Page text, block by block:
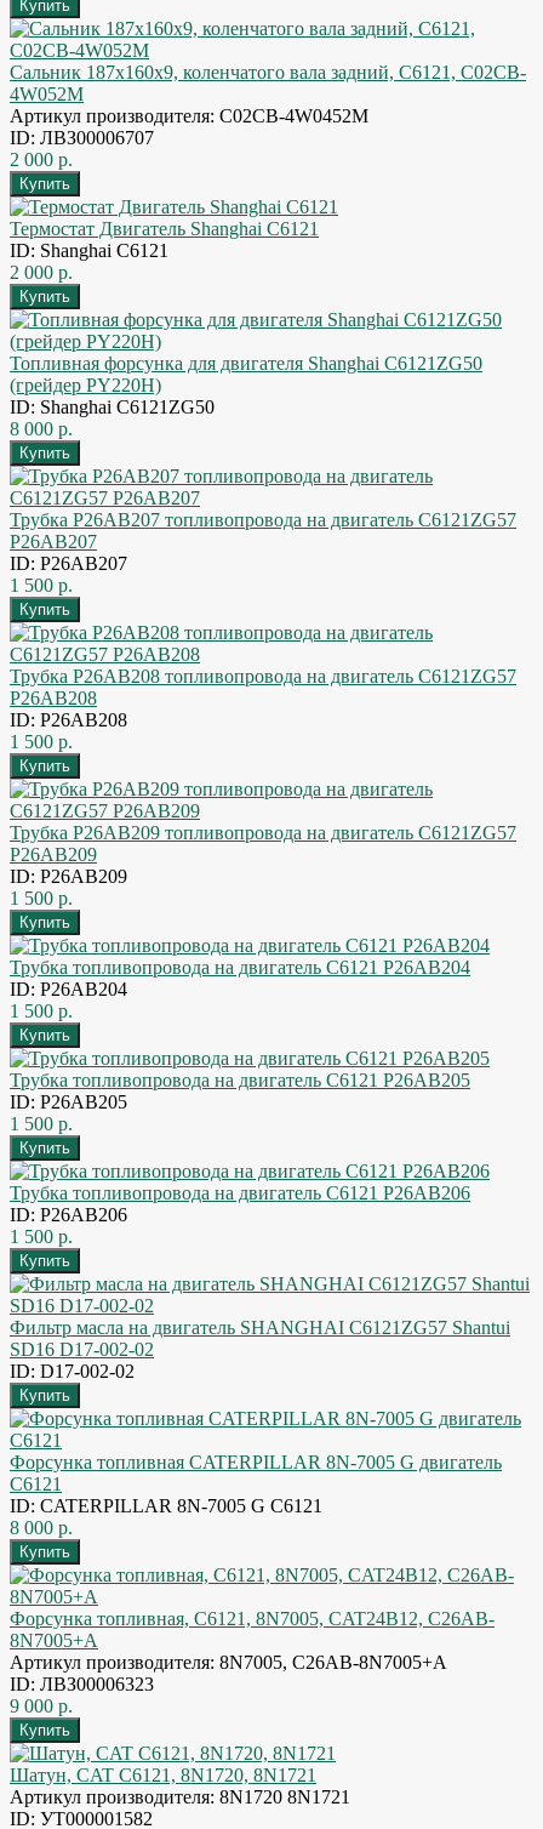
Сальник 187x160x9, коленчатого вала задний, C6121, C02CB-
4W052M
Артикул производителя: C02CB-4W0452M
ID: ЛВЗ00006707
2 000 р.
Термостат Двигатель Shanghai C6121
ID: Shanghai C6121
2 000 р.
Топливная форсунка для двигателя Shanghai C6121ZG50
(грейдер PY220H)
ID: Shanghai C6121ZG50
8 000 р.
Трубка P26AB207 топливопровода на двигатель C6121ZG57
P26AB207
ID: P26AB207
1 500 р.
Трубка P26AB208 топливопровода на двигатель C6121ZG57
P26AB208
ID: P26AB208
1 500 р.
Трубка P26AB209 топливопровода на двигатель C6121ZG57
P26AB209
ID: P26AB209
1 500 р.
Трубка топливопровода на двигатель C6121 P26AB204
ID: P26AB204
1 500 р.
Трубка топливопровода на двигатель C6121 P26AB205
ID: P26AB205
1 500 р.
Трубка топливопровода на двигатель C6121 P26AB206
ID: P26AB206
1 500 р.
Фильтр масла на двигатель SHANGHAI C6121ZG57 Shantui
SD16 D17-002-02
ID: D17-002-02
Форсунка топливная CATERPILLAR 8N-7005 G двигатель
C6121
ID: CATERPILLAR 8N-7005 G C6121
8 000 р.
Форсунка топливная, C6121, 8N7005, CAT24B12, C26AB-
8N7005+A
Артикул производителя: 8N7005, C26AB-8N7005+A
ID: ЛВЗ00006323
9 000 р.
Шатун, CAT C6121, 8N1720, 8N1721
Артикул производителя: 8N1720 8N1721
ID: УТ000001582